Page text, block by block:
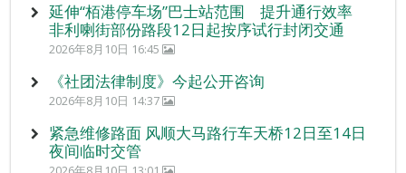
延伸“栢港停车场”巴士站范围 提升通行效率
非利喇街部份路段12日起按序试行封闭交通
2026年8月10日 16:45
《社团法律制度》今起公开咨询
2026年8月10日 14:37
紧急维修路面 风顺大马路行车天桥12日至14日
夜间临时交管